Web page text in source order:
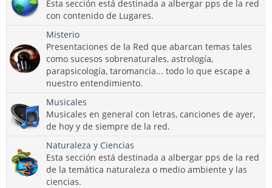
Esta sección está destinada a albergar pps de la red
con contenido de Lugares.
Misterio
Presentaciones de la Red que abarcan temas tales
como sucesos sobrenaturales, astrología,
parapsicología, taromancia... todo lo que escape a
nuestro entendimiento.
Musicales
Musicales en general con letras, canciones de ayer,
de hoy y de siempre de la red.
Naturaleza y Ciencias
Esta sección está destinada a albergar pps de la red
de la temática naturaleza o medio ambiente y las
ciencias.